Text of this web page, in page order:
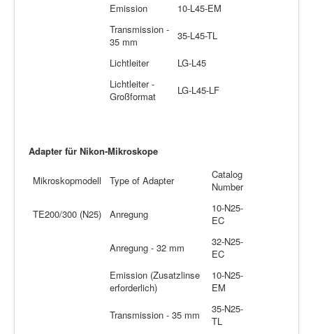
Emission
10-L45-EM
Transmission -
35 mm
35-L45-TL
Lichtleiter
LG-L45
Lichtleiter -
Großformat
LG-L45-LF
Adapter für Nikon-Mikroskope
Mikroskopmodell Type of Adapter
Catalog
Number
TE200/300 (N25) Anregung
10-N25-
EC
Anregung - 32 mm
32-N25-
EC
Emission (Zusatzlinse
erforderlich)
10-N25-
EM
Transmission - 35 mm
35-N25-
TL